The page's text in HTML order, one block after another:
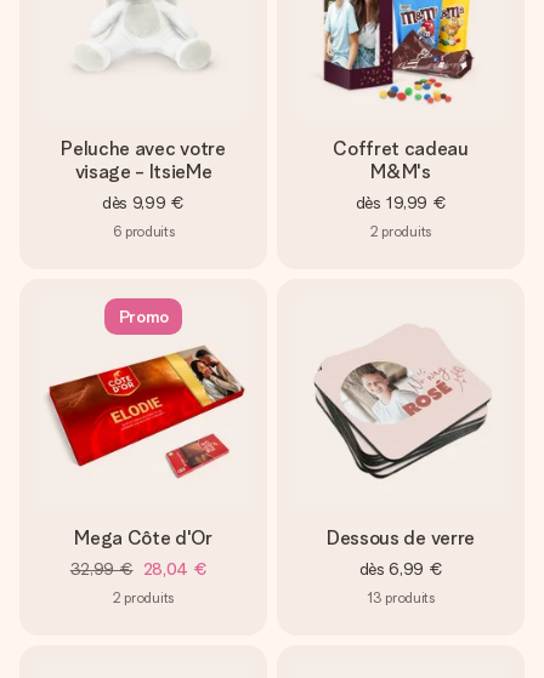
Peluche avec votre
visage - ItsieMe
dès 9,99 €
6 produits
Coffret cadeau
M&M's
dès 19,99 €
2 produits
Promo
Mega Côte d'Or
32,99 € 28,04 €
2 produits
Dessous de verre
dès 6,99 €
13 produits